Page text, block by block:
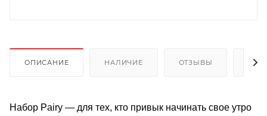
ОПИСАНИЕ НАЛИЧИЕ ОТЗЫВЫ
Набор Pairy — для тех, кто привык начинать свое утро